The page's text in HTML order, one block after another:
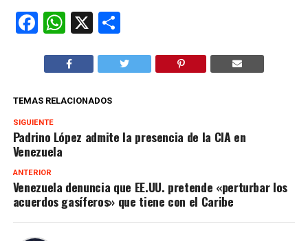
Facebook
WhatsApp
X Compartir
TEMAS RELACIONADOS
SIGUIENTE
Padrino López admite la presencia de la CIA en
Venezuela
ANTERIOR
Venezuela denuncia que EE.UU. pretende «perturbar los
acuerdos gasíferos» que tiene con el Caribe